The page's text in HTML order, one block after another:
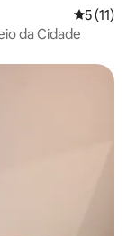
Note
5 (11)
da Cidade